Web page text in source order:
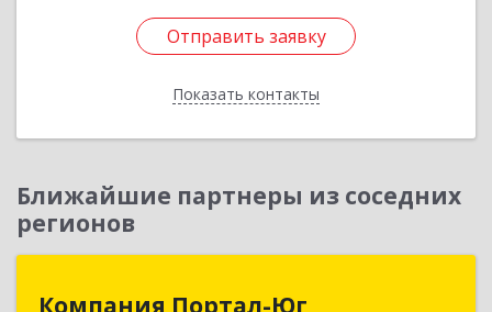
Отправить заявку
Показать контакты
Отправить заявку
Назад
Ближайшие партнеры из соседних
регионов
Компания Портал-Юг